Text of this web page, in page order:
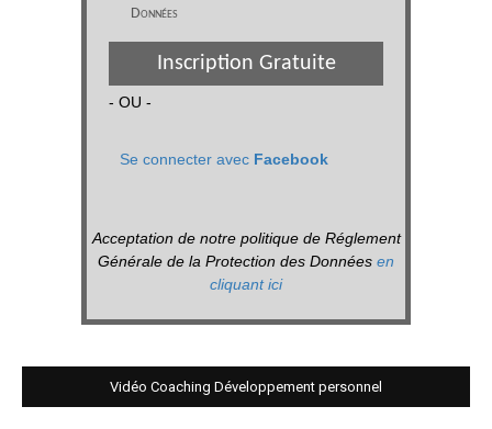
Données
Inscription Gratuite
- OU -
Se connecter avec Facebook
Acceptation de notre politique de Réglement
Générale de la Protection des Données en
cliquant ici
Vidéo Coaching Développement personnel